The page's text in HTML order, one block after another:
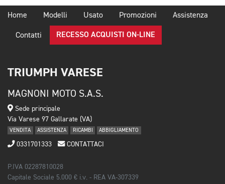
Home Modelli Usato Promozioni Assistenza
Contatti RECESSO ACQUISTI ON-LINE
TRIUMPH VARESE
MAGNONI MOTO S.A.S.
Sede principale
Via Varese 97 Gallarate (VA)
VENDITA ASSISTENZA RICAMBI ABBIGLIAMENTO
0331701333 CONTATTACI
P.IVA 02287810028
Capitale Sociale 5.000 € i.v. - REA VA-307339